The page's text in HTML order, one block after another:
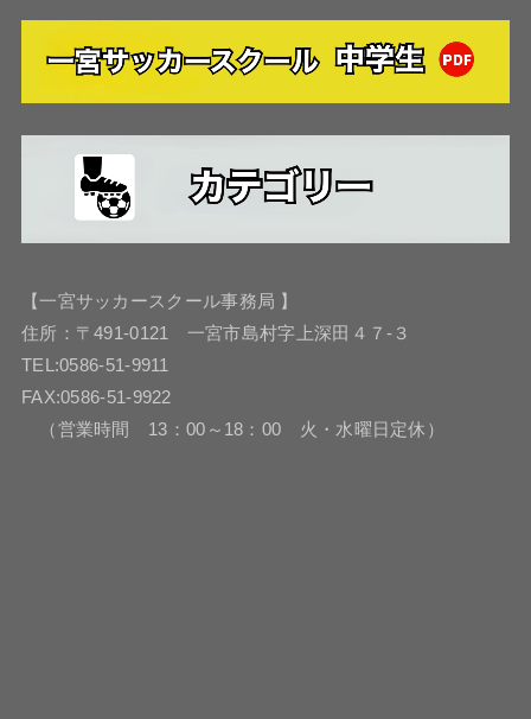
【一宮サッカースクール事務局 】
住所：〒491-0121 一宮市島村字上深田４７-３
TEL:0586-51-9911
FAX:0586-51-9922
（営業時間 13：00～18：00 火・水曜日定休）